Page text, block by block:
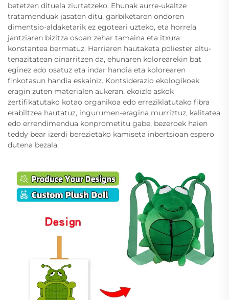
betetzen dituela ziurtatzeko. Ehunak aurre-ukaltze
tratamenduak jasaten ditu, garbiketaren ondoren
dimentsio-aldaketarik ez egoteari uzteko, eta horrela
jantziaren bizitza osoan zehar tamaina eta itxura
konstantea bermatuz. Harriaren hautaketa poliester altu-
tenazitatean oinarritzen da, ehunaren kolorearekin bat
eginez edo osatuz eta indar handia eta kolorearen
finkotasun handia eskainiz. Kontsiderazio ekologikoek
eragin zuten materialen aukeran, ekoizle askok
zertifikatutako kotao organikoa edo erreziklatutako fibra
erabiltzea hautatuz, ingurumen-eragina murriztuz, kalitatea
edo errendimendua konprometitu gabe, bezeroek haien
teddy bear izerdi berezietako kamiseta inbertsioan espero
dutena bezala.